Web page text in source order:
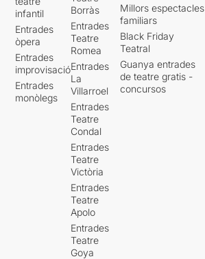
infantil
Entrades
òpera
Entrades
improvisació
Entrades
monòlegs
Borràs
Entrades
Teatre
Romea
Entrades
La
Villarroel
Entrades
Teatre
Condal
Entrades
Teatre
Victòria
Entrades
Teatre
Apolo
Entrades
Teatre
Goya
Millors espectacles
familiars
Black Friday
Teatral
Guanya entrades
de teatre gratis -
concursos